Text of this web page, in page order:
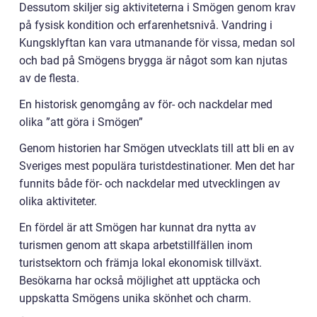
Dessutom skiljer sig aktiviteterna i Smögen genom krav
på fysisk kondition och erfarenhetsnivå. Vandring i
Kungsklyftan kan vara utmanande för vissa, medan sol
och bad på Smögens brygga är något som kan njutas
av de flesta.
En historisk genomgång av för- och nackdelar med
olika ”att göra i Smögen”
Genom historien har Smögen utvecklats till att bli en av
Sveriges mest populära turistdestinationer. Men det har
funnits både för- och nackdelar med utvecklingen av
olika aktiviteter.
En fördel är att Smögen har kunnat dra nytta av
turismen genom att skapa arbetstillfällen inom
turistsektorn och främja lokal ekonomisk tillväxt.
Besökarna har också möjlighet att upptäcka och
uppskatta Smögens unika skönhet och charm.